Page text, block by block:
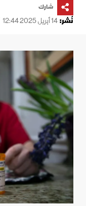
شارك
نُشر:14 أبريل 2025 12:44